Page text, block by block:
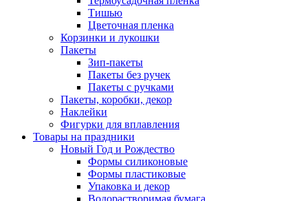
Тишью
Цветочная пленка
Корзинки и лукошки
Пакеты
Зип-пакеты
Пакеты без ручек
Пакеты с ручками
Пакеты, коробки, декор
Наклейки
Фигурки для вплавления
Товары на праздники
Новый Год и Рождество
Формы силиконовые
Формы пластиковые
Упаковка и декор
Водорастворимая бумага